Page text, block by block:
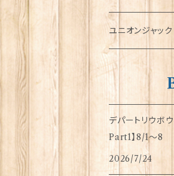
指貫(シンブル)
ユニオンジャック
デパートリウボ
Part1】8/1〜8
2026/7/24